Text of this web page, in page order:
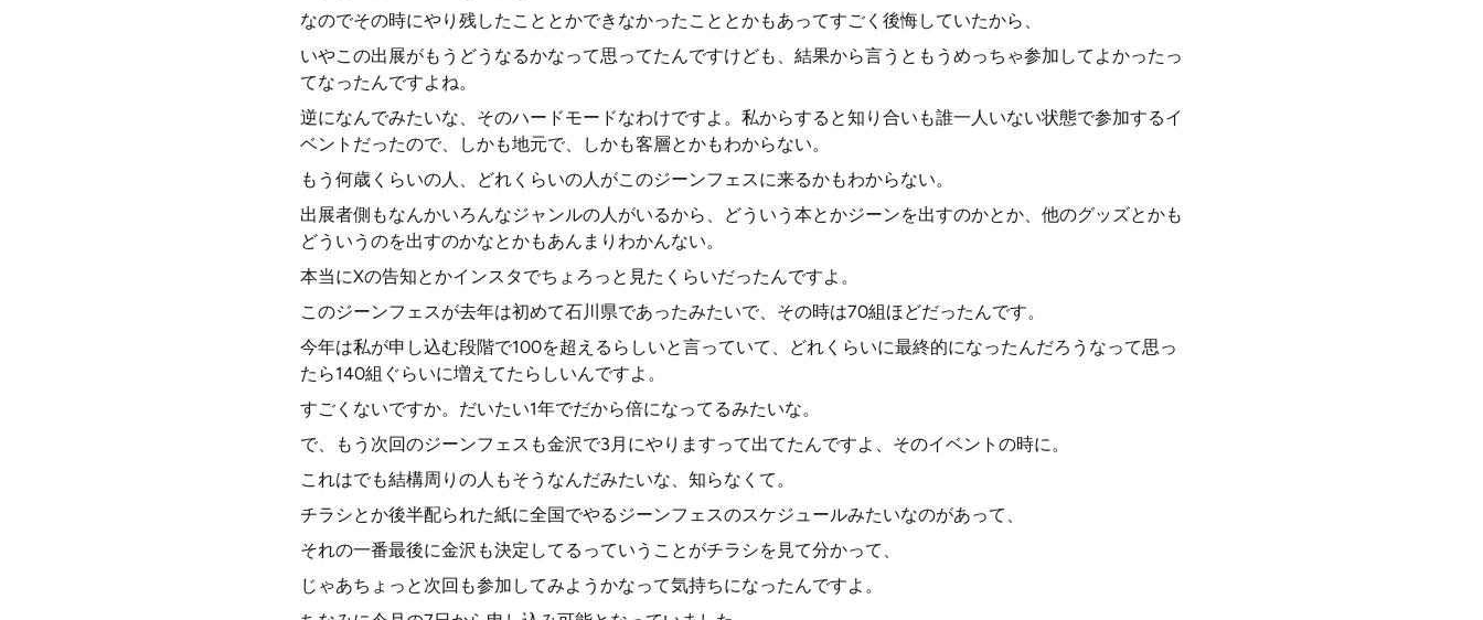
なのでその時にやり残したこととかできなかったこととかもあってすごく後悔していたから、
いやこの出展がもうどうなるかなって思ってたんですけども、結果から言うともうめっちゃ参加してよかったっ
てなったんですよね。
逆になんでみたいな、そのハードモードなわけですよ。私からすると知り合いも誰一人いない状態で参加するイ
ベントだったので、しかも地元で、しかも客層とかもわからない。
もう何歳くらいの人、どれくらいの人がこのジーンフェスに来るかもわからない。
出展者側もなんかいろんなジャンルの人がいるから、どういう本とかジーンを出すのかとか、他のグッズとかも
どういうのを出すのかなとかもあんまりわかんない。
本当にXの告知とかインスタでちょろっと見たくらいだったんですよ。
このジーンフェスが去年は初めて石川県であったみたいで、その時は70組ほどだったんです。
今年は私が申し込む段階で100を超えるらしいと言っていて、どれくらいに最終的になったんだろうなって思っ
たら140組ぐらいに増えてたらしいんですよ。
すごくないですか。だいたい1年でだから倍になってるみたいな。
で、もう次回のジーンフェスも金沢で3月にやりますって出てたんですよ、そのイベントの時に。
これはでも結構周りの人もそうなんだみたいな、知らなくて。
チラシとか後半配られた紙に全国でやるジーンフェスのスケジュールみたいなのがあって、
それの一番最後に金沢も決定してるっていうことがチラシを見て分かって、
じゃあちょっと次回も参加してみようかなって気持ちになったんですよ。